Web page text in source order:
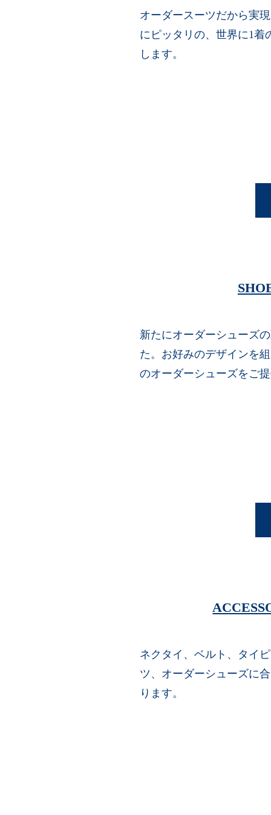
オーダースーツだから実
にピッタリの、世界に1着
します。
新たにオーダーシューズ
た。お好みのデザインを
のオーダーシューズをご
ネクタイ、ベルト、タイ
ツ、オーダーシューズに
ります。